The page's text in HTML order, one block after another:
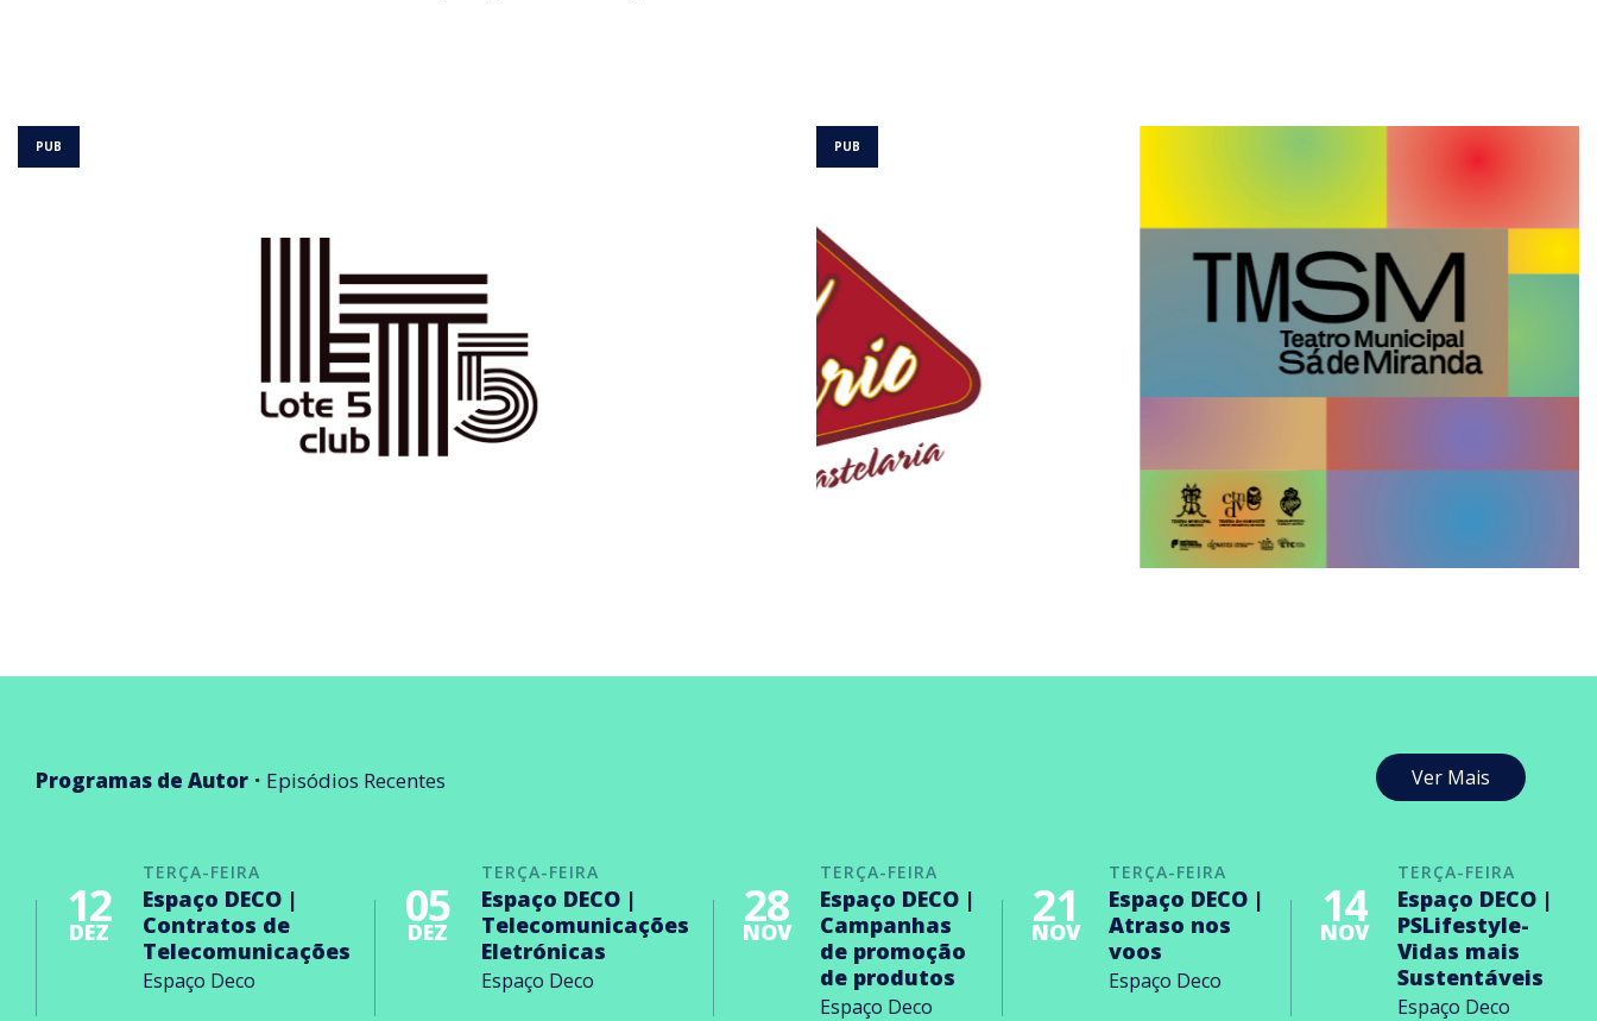
Programas de Autor Episódios Recentes Ver Mais
TERÇA-FEIRA
12
DEZ
Espaço DECO |
Contratos de
Telecomunicações
Espaço Deco
TERÇA-FEIRA
05
DEZ
Espaço DECO |
Telecomunicações
Eletrónicas
Espaço Deco
TERÇA-FEIRA
28
NOV
Espaço DECO |
Campanhas
de promoção
de produtos
Espaço Deco
TERÇA-FEIRA
21
NOV
Espaço DECO |
Atraso nos
voos
Espaço Deco
TERÇA-FEIRA
14
NOV
Espaço DECO |
PSLifestyle-
Vidas mais
Sustentáveis
Espaço Deco